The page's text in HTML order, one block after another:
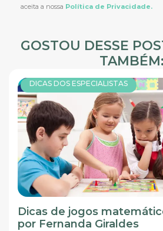
aceita a nossa Política de Privacidade.
GOSTOU DESSE
TAMBÉM:
DICAS DOS ESPECIALISTAS
Dicas de jogos
por Fernanda Giraldes